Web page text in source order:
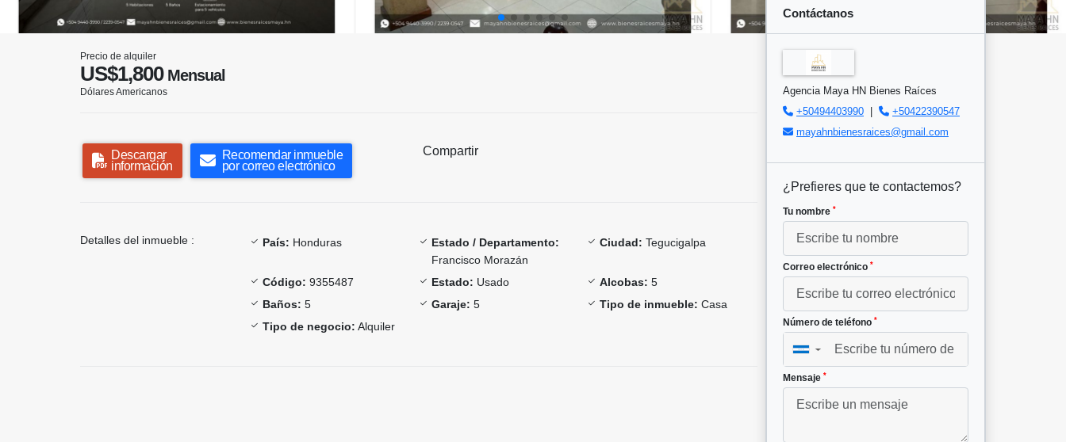
Precio de alquiler
US$1,800Mensual
Dólares Americanos
Descargar
información
Recomendar inmueble
por correo electrónico
Compartir
Detalles del inmueble : País: Honduras
Estado / Departamento:
Francisco Morazán
Ciudad: Tegucigalpa
Código: 9355487 Estado: Usado Alcobas: 5
Baños: 5 Garaje: 5 Tipo de inmueble: Casa
Tipo de negocio: Alquiler
Contáctanos
Agencia Maya HN Bienes Raíces
+50494403990
+50422390547
mayahnbienesraices@gmail.com
¿Prefieres que te contactemos?
Tu nombre *
Correo electrónico *
Número de teléfono *
▼
Mensaje *